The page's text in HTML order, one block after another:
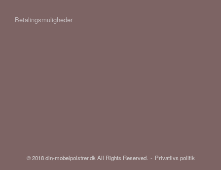
Betalingsmuligheder